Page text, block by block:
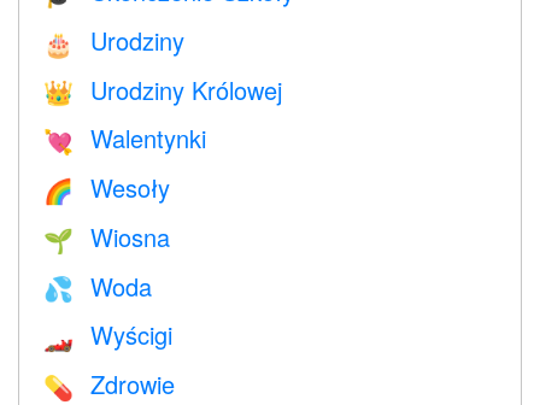
🎂 Urodziny
👑 Urodziny Królowej
💘 Walentynki
🌈 Wesoły
🌱 Wiosna
💦 Woda
🏎 Wyścigi
💊 Zdrowie